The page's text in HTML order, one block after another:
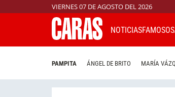
VIERNES 07 DE AGOSTO DEL 2026
NOTICIASFAMOSOS
PAMPITA ÁNGEL DE BRITO MARÍA